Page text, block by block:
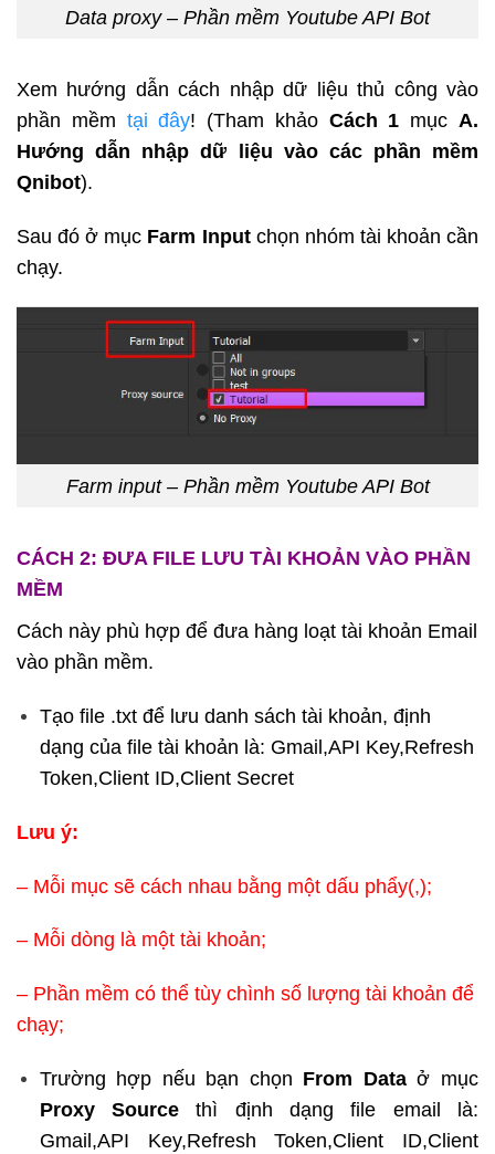
Data proxy – Phần mềm Youtube API Bot
Xem hướng dẫn cách nhập dữ liệu thủ công vào
phần mềm tại đây! (Tham khảo Cách 1 mụcA.
Hướng dẫn nhập dữ liệu vào các phần mềm
Qnibot).
Sau đó ở mục Farm Inputchọn nhóm tài khoản cần
chạy.
Farm input – Phần mềm Youtube API Bot
CÁCH 2: ĐƯA FILE LƯU TÀI KHOẢN VÀO PHẦN
MỀM
Cách này phù hợp để đưa hàng loạt tài khoản Email
vào phần mềm.
Tạo file .txt để lưu danh sách tài khoản, định
dạng của file tài khoản là: Gmail,API Key,Refresh
Token,Client ID,Client Secret
Lưu ý:
– Mỗi mục sẽ cách nhau bằng một dấu phẩy(,);
– Mỗi dòng là một tài khoản;
– Phần mềm có thể tùy chình số lượng tài khoản để
chạy;
Trường hợp nếu bạn chọn From Dataở mục
Proxy Source thì định dạng file email là:
Gmail,API Key,Refresh Token,Client ID,Client